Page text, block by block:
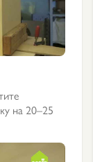
на 20–25